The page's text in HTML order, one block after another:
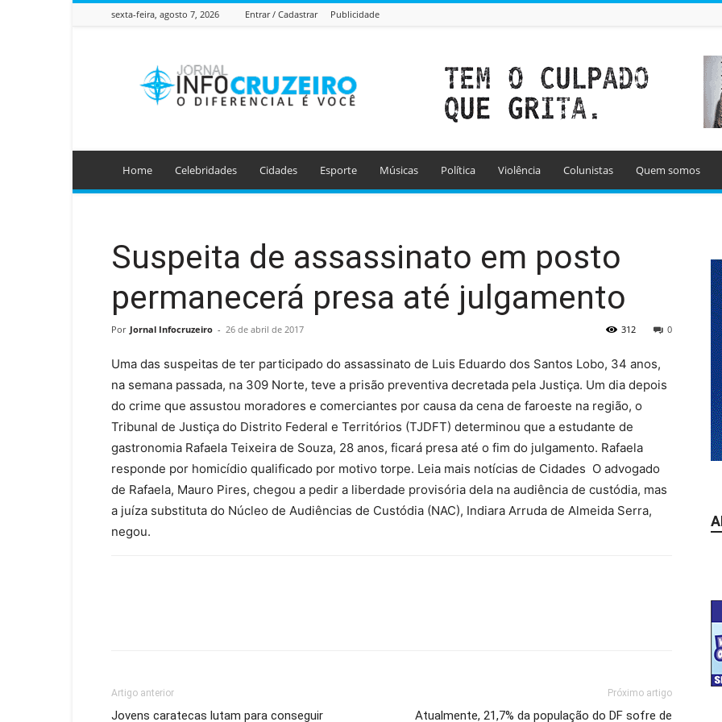
sexta-feira, agosto 7, 2026 Entrar / Cadastrar Publicidade
Info
Cruzeiro
Home Celebridades Cidades Esporte Músicas Política Violência Colunistas Quem somos
Suspeita de assassinato em posto
permanecerá presa até julgamento
Por Jornal Infocruzeiro - 26 de abril de 2017 0
312
Uma das suspeitas de ter participado do assassinato de Luis Eduardo dos Santos Lobo, 34 anos,
na semana passada, na 309 Norte, teve a prisão preventiva decretada pela Justiça. Um dia depois
do crime que assustou moradores e comerciantes por causa da cena de faroeste na região, o
Tribunal de Justiça do Distrito Federal e Territórios (TJDFT) determinou que a estudante de
gastronomia Rafaela Teixeira de Souza, 28 anos, ficará presa até o fim do julgamento. Rafaela
responde por homicídio qualificado por motivo torpe. Leia mais notícias de Cidades O advogado
de Rafaela, Mauro Pires, chegou a pedir a liberdade provisória dela na audiência de custódia, mas
a juíza substituta do Núcleo de Audiências de Custódia (NAC), Indiara Arruda de Almeida Serra,
negou.
Artigo anterior
Jovens caratecas lutam para conseguir
Próximo artigo
Atualmente, 21,7% da população do DF sofre de